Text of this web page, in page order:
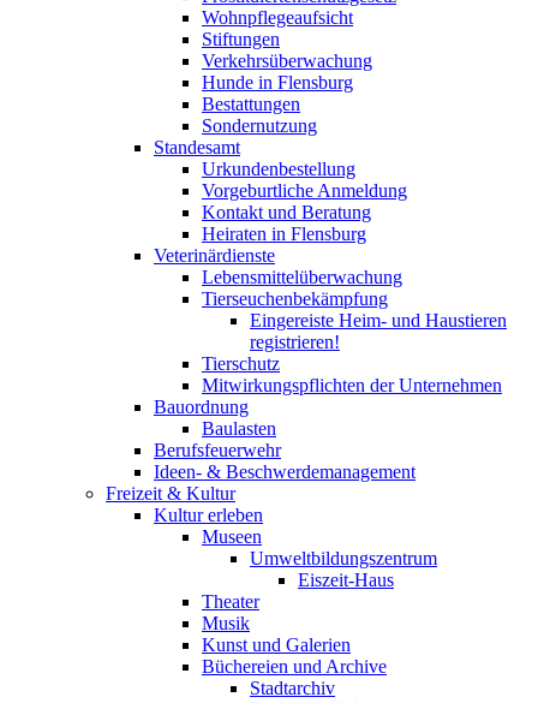
Wohnpflegeaufsicht
Stiftungen
Verkehrsüberwachung
Hunde in Flensburg
Bestattungen
Sondernutzung
Standesamt
Urkundenbestellung
Vorgeburtliche Anmeldung
Kontakt und Beratung
Heiraten in Flensburg
Veterinärdienste
Lebensmittelüberwachung
Tierseuchenbekämpfung
Eingereiste Heim- und Haustieren
registrieren!
Tierschutz
Mitwirkungspflichten der Unternehmen
Bauordnung
Baulasten
Berufsfeuerwehr
Ideen- & Beschwerdemanagement
Freizeit & Kultur
Kultur erleben
Museen
Umweltbildungszentrum
Eiszeit-Haus
Theater
Musik
Kunst und Galerien
Büchereien und Archive
Stadtarchiv